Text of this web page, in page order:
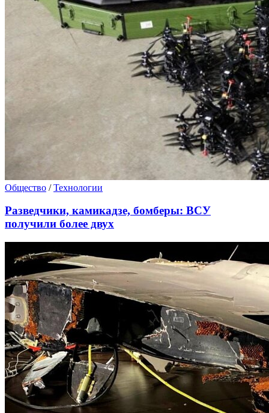
Общество /Технологии
Разведчики, камикадзе, бомберы: ВСУ
получили более двух